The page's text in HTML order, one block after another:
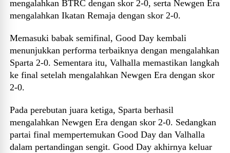
mengalahkan BTRC dengan skor 2-0, serta Newgen Era
mengalahkan Ikatan Remaja dengan skor 2-0.
Memasuki babak semifinal, Good Day kembali
menunjukkan performa terbaiknya dengan mengalahkan
Sparta 2-0. Sementara itu, Valhalla memastikan langkah
ke final setelah mengalahkan Newgen Era dengan skor
2-0.
Pada perebutan juara ketiga, Sparta berhasil
mengalahkan Newgen Era dengan skor 2-0. Sedangkan
partai final mempertemukan Good Day dan Valhalla
dalam pertandingan sengit. Good Day akhirnya keluar